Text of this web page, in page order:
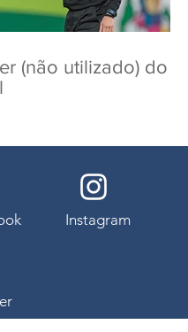
(não utilizado) do
Instagram